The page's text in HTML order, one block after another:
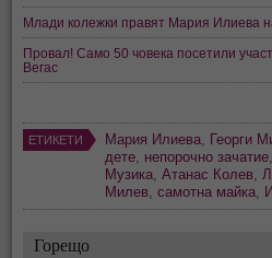
Млади колежки правят Мария Илиева
Провал! Само 50 човека посетили
Вегас
ЕТИКЕТИ Мария Илиева Георги
дете непорочно зачатие
Музика ,Атанас Колев
Милев ,самотна майка
Горещо